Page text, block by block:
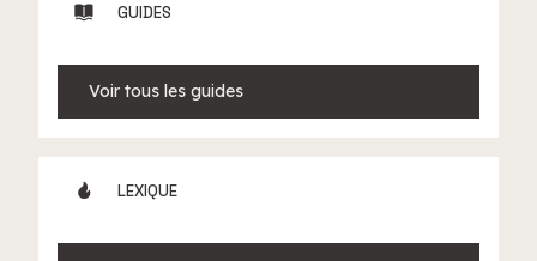
GUIDES
Voir tous les guides
LEXIQUE